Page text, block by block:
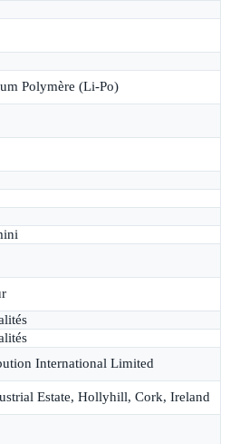
Polymère (Li-Po)
International Limited
Estate, Hollyhill, Cork, Ireland